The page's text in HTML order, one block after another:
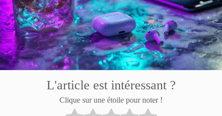
L'article est intéressant ?
Clique sur une étoile pour noter !